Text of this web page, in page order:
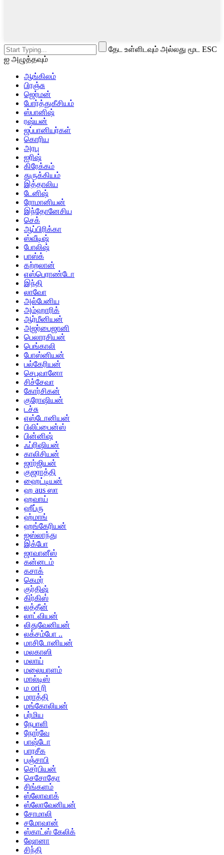
தேட உள்ளிடவும் அல்லது மூட ESC
ஐ அழுத்தவும்
ஆங்கிலம்
பிரஞ்சு
ஜெர்மன்
போர்த்துகீசியம்
ஸ்பானிஷ்
ரஷ்யன்
ஜப்பானியர்கள்
கொரிய
அரபு
ஐரிஷ்
கிரேக்கம்
துருக்கியம்
இத்தாலிய
டேனிஷ்
ரோமானியன்
இந்தோனேசிய
செக்
ஆப்பிரிக்கா
ஸ்வீடிஷ்
போலிஷ்
பாஸ்க்
கற்றலான்
எஸ்பெராண்டோ
இந்தி
லாவோ
அல்பேனிய
அம்ஹாரிக்
ஆர்மீனியன்
அஜர்பைஜானி
பெலாரசியன்
பெங்காலி
போஸ்னியன்
பல்கேரியன்
செபுவானோ
சிச்சேவா
கோர்சிகன்
குரோஷியன்
டச்சு
எஸ்டோனியன்
பிலிப்பைன்ஸ்
பின்னிஷ்
ஃப்ரிஷியன்
காலிசியன்
ஜார்ஜியன்
குஜராத்தி
ஹைட்டியன்
ஹ aus ஸா
ஹவாய்
ஹீப்ரு
ஹ்மாங்
ஹங்கேரியன்
ஐஸ்லாந்து
இக்போ
ஜாவானீஸ்
கன்னடம்
கசாக்
கெமர்
குர்திஷ்
கிர்கிஸ்
லத்தீன்
லாட்வியன்
லிதுவேனியன்
லக்சம்போ ..
மாசிடோனியன்
மலகாஸி
மலாய்
மலையாளம்
மால்டிஸ்
ம ori ரி
மராத்தி
மங்கோலியன்
பர்மிய
நேபாளி
நோர்வே
பாஷ்டோ
பாரசீக
பஞ்சாபி
செர்பியன்
செசோதோ
சிங்களம்
ஸ்லோவாக்
ஸ்லோவேனியன்
சோமாலி
சமோவான்
ஸ்காட்ஸ் கேலிக்
ஷோனா
சிந்தி